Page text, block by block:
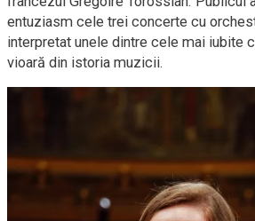
entuziasm cele trei concerte cu
interpretat unele dintre cele mai iubite
vioară din istoria muzicii.